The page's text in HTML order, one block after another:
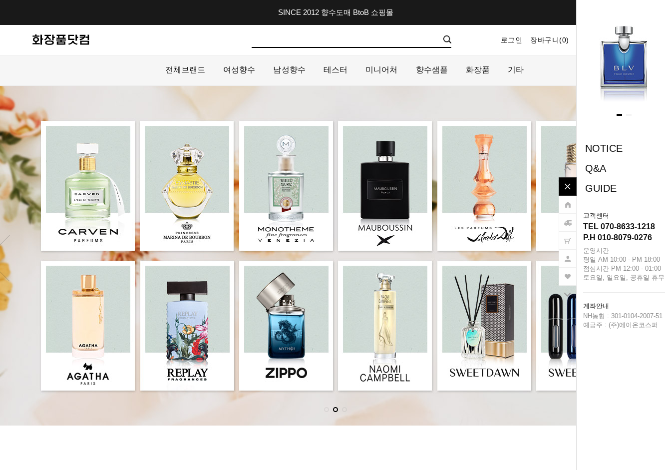
NOTICE
Q&A
GUIDE
고객센터
TEL 070-8633-1218
P.H 010-8079-0276
운영시간
평일 AM 10:00 - PM 18:00
점심시간 PM 12:00 - 01:00
토요일, 일요일, 공휴일 휴무
계좌안내
NH농협 : 301-0104-2007-51
예금주 : (주)에이온코스퍼
SINCE 2012 향수도매 BtoB 쇼핑몰
로그인 장바구니(0) 마이페이지 주문내역
전체브랜드 여성향수 남성향수 테스터 미니어처 향수샘플 화장품 기타